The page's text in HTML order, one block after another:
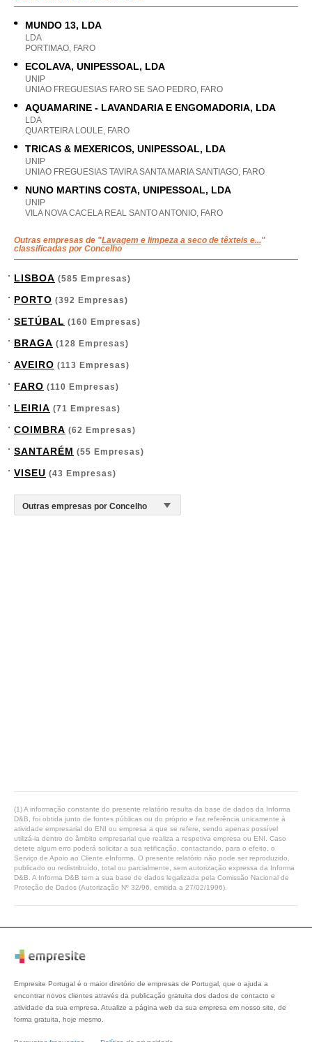
MUNDO 13, LDA
LDA
PORTIMAO, FARO
ECOLAVA, UNIPESSOAL, LDA
UNIP
UNIAO FREGUESIAS FARO SE SAO PEDRO, FARO
AQUAMARINE - LAVANDARIA E ENGOMADORIA, LDA
LDA
QUARTEIRA LOULE, FARO
TRICAS & MEXERICOS, UNIPESSOAL, LDA
UNIP
UNIAO FREGUESIAS TAVIRA SANTA MARIA SANTIAGO, FARO
NUNO MARTINS COSTA, UNIPESSOAL, LDA
UNIP
VILA NOVA CACELA REAL SANTO ANTONIO, FARO
Outras empresas de "Lavagem e limpeza a seco de têxteis e..."
classificadas por Concelho
LISBOA (585 Empresas)
PORTO (392 Empresas)
SETÚBAL (160 Empresas)
BRAGA (128 Empresas)
AVEIRO (113 Empresas)
FARO (110 Empresas)
LEIRIA (71 Empresas)
COIMBRA (62 Empresas)
SANTARÉM (55 Empresas)
VISEU (43 Empresas)
(1) A informação constante do presente relatório resulta da base de dados da Informa
D&B, foi obtida junto de fontes públicas ou do próprio e faz referência unicamente à
atividade empresarial do ENI ou empresa a que se refere, sendo apenas possível
utilizá-la dentro do âmbito empresarial que realiza a respetiva empresa ou ENI. Caso
detete algum erro poderá solicitar a sua retificação, contactando, para o efeito, o
Serviço de Apoio ao Cliente eInforma. O presente relatório não pode ser reproduzido,
publicado ou redistribuído, total ou parcialmente, sem autorização expressa da Informa
D&B. A Informa D&B tem a sua base de dados legalizada pela Comissão Nacional de
Proteção de Dados (Autorização Nº 32/96, emitida a 27/02/1996).
Empresite Portugal é o maior diretório de empresas de Portugal, que o ajuda a
encontrar novos clientes através da publicação gratuita dos dados de contacto e
atividade da sua empresa. Atualize a página web da sua empresa em nosso site, de
forma gratuita, hoje mesmo.